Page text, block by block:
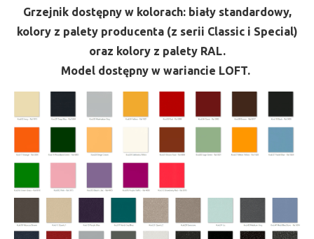
Grzejnik dostępny w kolorach: biały standardowy,
kolory z palety producenta (z serii Classic i Special)
oraz kolory z palety RAL.
Model dostępny w wariancie LOFT.